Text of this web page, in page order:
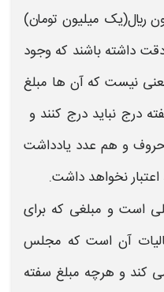
ريال(یک میلیون تومان)
داشته باشند که وجود
نیست که آن ها مبلغ
درج نباید درج کنند و
حروف و هم عدد یادداشت
نخواهد داشت.
است و مبلغی که برای
مالیات آن است که مجلس
کند و هرچه مبلغ سفته